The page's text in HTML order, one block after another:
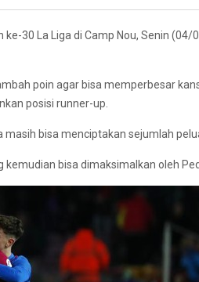
30 La Liga di Camp Nou, Senin (04/
poin agar bisa memperbesar
posisi runner-up.
bisa menciptakan sejumlah
bisa dimaksimalkan oleh